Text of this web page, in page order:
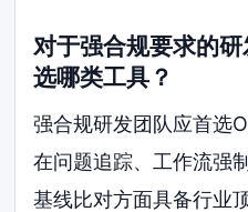
对于强合规要求的
选哪类工具？
强合规研发团队应首选
在问题追踪、工作流强
基线比对方面具备行业